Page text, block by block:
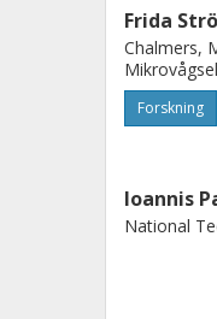
Frida
Chalmers,
Forskning
Ioannis
National